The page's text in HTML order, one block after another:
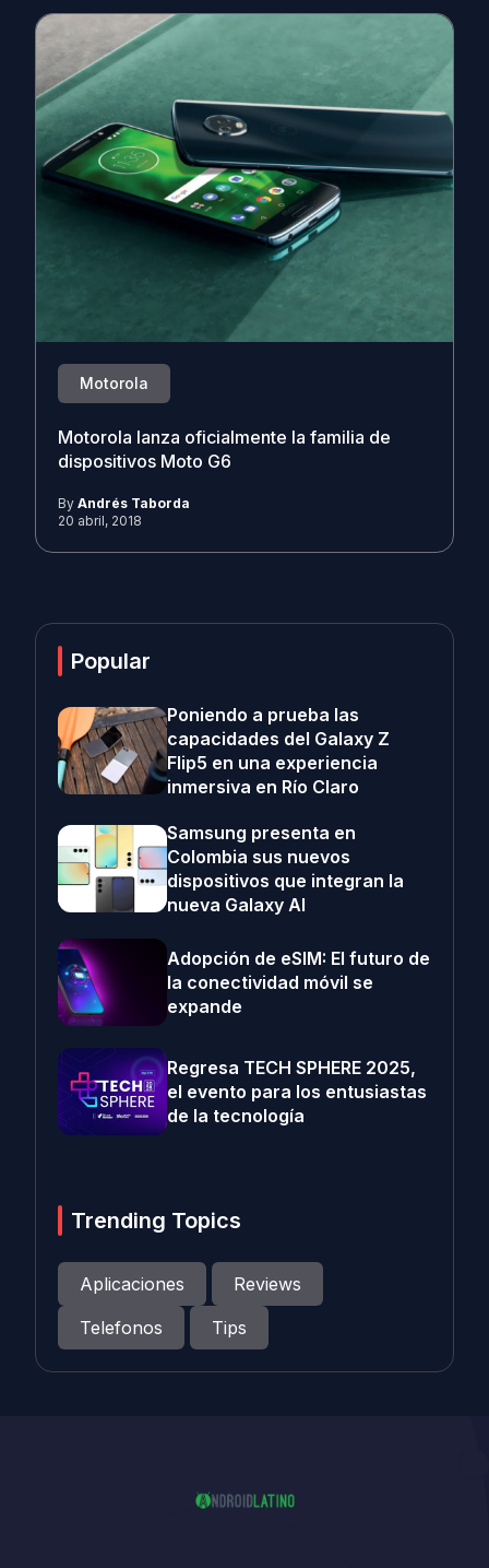
Motorola
Motorola lanza oficialmente la familia de
dispositivos Moto G6
By Andrés Taborda
20 abril, 2018
Popular
Poniendo a prueba las
capacidades del Galaxy Z
Flip5 en una experiencia
inmersiva en Río Claro
Samsung presenta en
Colombia sus nuevos
dispositivos que integran la
nueva Galaxy AI
Adopción de eSIM: El futuro de
la conectividad móvil se
expande
Regresa TECH SPHERE 2025,
el evento para los entusiastas
de la tecnología
Trending Topics
Aplicaciones
Reviews
Telefonos
Tips